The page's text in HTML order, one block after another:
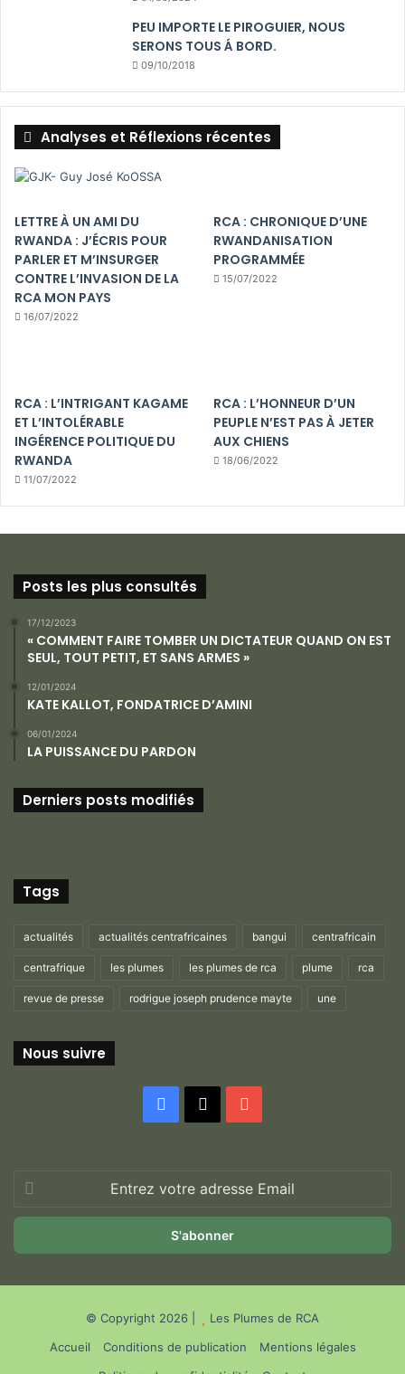
PEU IMPORTE LE PIROGUIER, NOUS
SERONS TOUS Á BORD.
09/10/2018
Analyses et Réflexions récentes
LETTRE À UN AMI DU
RWANDA : J’ÉCRIS POUR
PARLER ET M’INSURGER
CONTRE L’INVASION DE LA
RCA MON PAYS
16/07/2022
RCA : CHRONIQUE D’UNE
RWANDANISATION
PROGRAMMÉE
15/07/2022
RCA : L’INTRIGANT KAGAME
ET L’INTOLÉRABLE
INGÉRENCE POLITIQUE DU
RWANDA
11/07/2022
RCA : L’HONNEUR D’UN
PEUPLE N’EST PAS À JETER
AUX CHIENS
18/06/2022
Posts les plus consultés
17/12/2023
« COMMENT FAIRE TOMBER UN DICTATEUR QUAND ON EST
SEUL, TOUT PETIT, ET SANS ARMES »
12/01/2024
KATE KALLOT, FONDATRICE D’AMINI
06/01/2024
LA PUISSANCE DU PARDON
Derniers posts modifiés
Tags
actualités actualités centrafricaines bangui centrafricain
centrafrique les plumes les plumes de rca plume rca
revue de presse rodrigue joseph prudence mayte une
Nous suivre
Facebook
votre
adresse
© Copyright 2026 |
Les Plumes de RCA
Accueil
Conditions de publication
Mentions légales